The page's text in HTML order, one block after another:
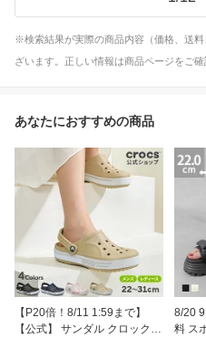
※検索結果が実際の商品内容（価格、送
ざいます。正しい情報は商品ページをご確
あなたにおすすめの商品
【P20倍！8/11 1:59まで】
【公式】 サンダル クロックス
8/20
料 ス